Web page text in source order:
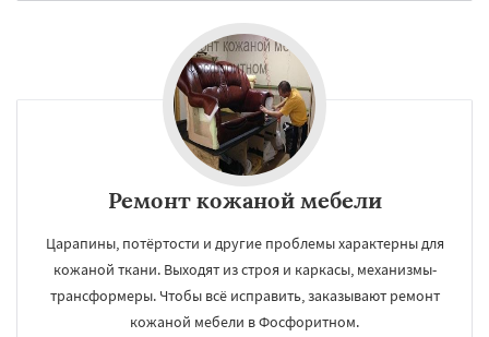
Ремонт кожаной мебели
Царапины, потёртости и другие проблемы характерны для
кожаной ткани. Выходят из строя и каркасы, механизмы-
трансформеры. Чтобы всё исправить, заказывают ремонт
кожаной мебели в Фосфоритном.